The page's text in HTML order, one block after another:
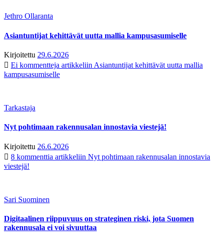
Jethro Ollaranta
Asiantuntijat kehittävät uutta mallia kampusasumiselle
Kirjoitettu 29.6.2026
Ei kommentteja artikkeliin Asiantuntijat kehittävät uutta mallia
kampusasumiselle
Tarkastaja
Nyt pohtimaan rakennusalan innostavia viestejä!
Kirjoitettu 26.6.2026
8 kommenttia artikkeliin Nyt pohtimaan rakennusalan innostavia
viestejä!
Sari Suominen
Digitaalinen riippuvuus on strateginen riski, jota Suomen
rakennusala ei voi sivuuttaa